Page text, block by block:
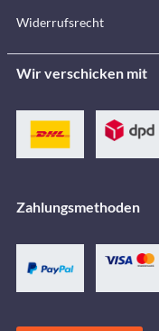
Widerrufsrecht
Wir verschicken mit
Zahlungsmethoden